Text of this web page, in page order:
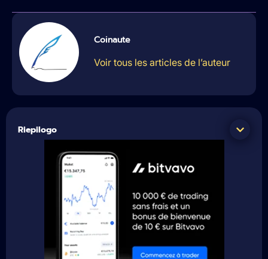
Coinaute
Voir tous les articles de l’auteur
Riepilogo